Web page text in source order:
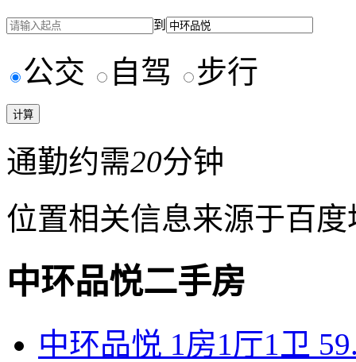
到
公交 自驾 步行
通勤约需20分钟
位置相关信息来源于百
中环品悦二手房
中环品悦 1房1厅1卫